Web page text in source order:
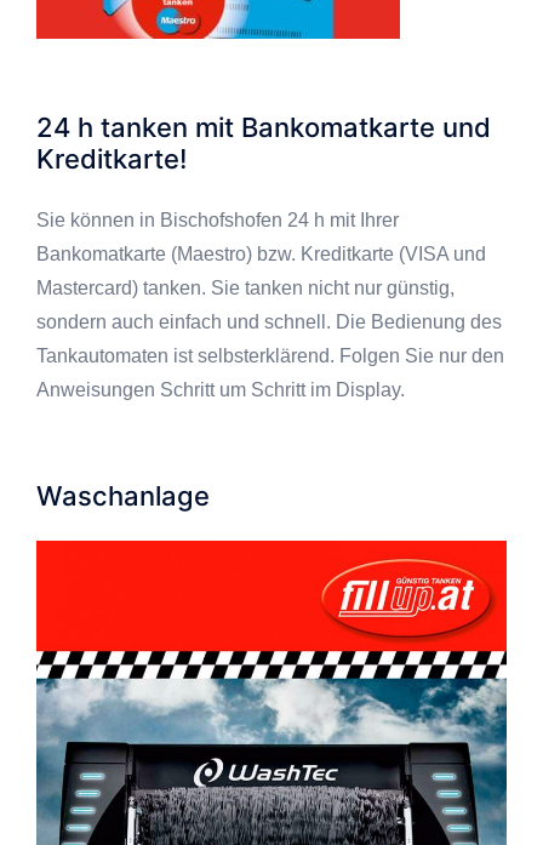
24 h tanken mit Bankomatkarte und
Kreditkarte!
Sie können in Bischofshofen 24 h mit Ihrer
Bankomatkarte (Maestro) bzw. Kreditkarte (VISA und
Mastercard) tanken. Sie tanken nicht nur günstig,
sondern auch einfach und schnell. Die Bedienung des
Tankautomaten ist selbsterklärend. Folgen Sie nur den
Anweisungen Schritt um Schritt im Display.
Waschanlage